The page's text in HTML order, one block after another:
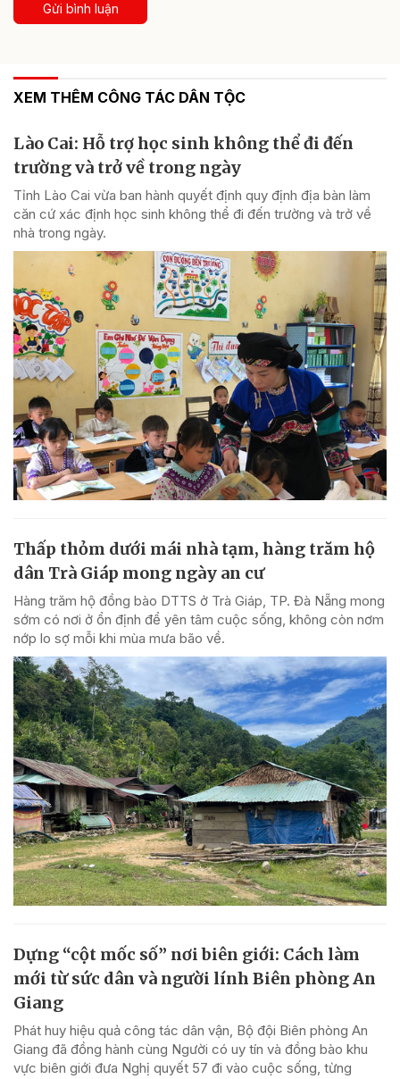
Gửi bình luận
XEM THÊM CÔNG TÁC DÂN TỘC
Lào Cai: Hỗ trợ học sinh không thể đi đến
trường và trở về trong ngày
Tỉnh Lào Cai vừa ban hành quyết định quy định địa bàn làm
căn cứ xác định học sinh không thể đi đến trường và trở về
nhà trong ngày.
Thấp thỏm dưới mái nhà tạm, hàng trăm hộ
dân Trà Giáp mong ngày an cư
Hàng trăm hộ đồng bào DTTS ở Trà Giáp, TP. Đà Nẵng mong
sớm có nơi ở ổn định để yên tâm cuộc sống, không còn nơm
nớp lo sợ mỗi khi mùa mưa bão về.
Dựng “cột mốc số” nơi biên giới: Cách làm
mới từ sức dân và người lính Biên phòng An
Giang
Phát huy hiệu quả công tác dân vận, Bộ đội Biên phòng An
Giang đã đồng hành cùng Người có uy tín và đồng bào khu
vực biên giới đưa Nghị quyết 57 đi vào cuộc sống, từng